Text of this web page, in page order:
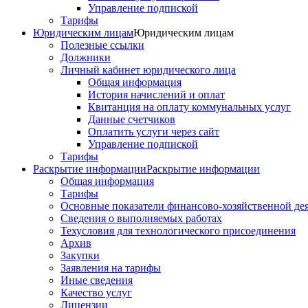
Управление подпиской
Тарифы
Юридическим лицамЮридическим лицам
Полезные ссылки
Должники
Личный кабинет юридического лица
Общая информация
История начислений и оплат
Квитанция на оплату коммунальных услуг
Данные счетчиков
Оплатить услуги через сайт
Управление подпиской
Тарифы
Раскрытие информацииРаскрытие информации
Общая информация
Тарифы
Основные показатели финансово-хозяйственной
Сведения о выполняемых работах
Техусловия для технологического присоединения
Архив
Закупки
Заявления на тарифы
Иные сведения
Качество услуг
Лицензии